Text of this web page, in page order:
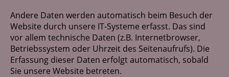
Andere Daten werden automatisch beim Besuch der
Website durch unsere IT-Systeme erfasst. Das sind
vor allem technische Daten (z.B. Internetbrowser,
Betriebssystem oder Uhrzeit des Seitenaufrufs). Die
Erfassung dieser Daten erfolgt automatisch, sobald
Sie unsere Website betreten.